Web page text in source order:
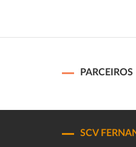
PARCEIROS
SCV